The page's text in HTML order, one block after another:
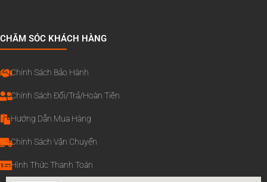
CHĂM SÓC KHÁCH HÀNG
Chính Sách Bảo Hành
Chính Sách Đổi/Trả/Hoàn Tiền
Hướng Dẫn Mua Hàng
Chính Sách Vận Chuyển
Hình Thức Thanh Toán